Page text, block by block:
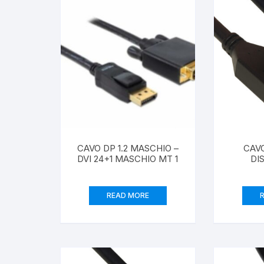
CAVO DP 1.2 MASCHIO –
DVI 24+1 MASCHIO MT 1
READ MORE